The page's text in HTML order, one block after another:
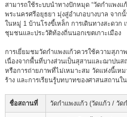
สามารถใช้ระบบนำทางปักหมุด “วัดกำแพงแ
พระนครศรีอยุธยา มุ่งสู่อำเภอบางบาล จาก
ในหมู่ 1 บ้านโรงขี้เหล็ก การเดินทางสะดวก
ชุมชนและประวัติท้องถิ่นนอกเขตเกาะเมือง
การเยี่ยมชมวัดกำแพงแก้วควรใช้ความสุภา
เนื่องจากพื้นที่บางส่วนเป็นสุสานและฌาปนส
หรือการถ่ายภาพที่ไม่เหมาะสม วัดแห่งนี้เห
ร้าง และการเรียนรู้บทบาทของศาสนสถานใ
ชื่อสถานที่ วัดกำแพงแก้ว (วัดแก้ว / วัด